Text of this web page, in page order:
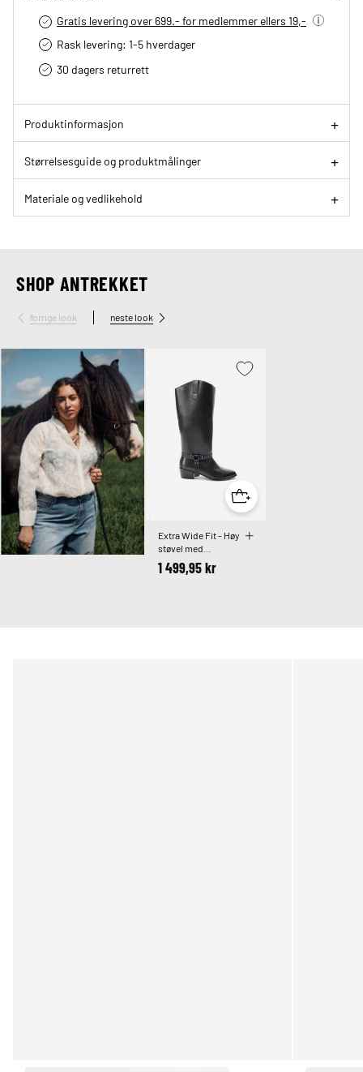
Gratis levering over 699.- for medlemmer ellers 19,-
Rask levering: 1-5 hverdager
30 dagers returrett
Produktinformasjon
Størrelsesguide og produktmålinger
Materiale og vedlikehold
SHOP ANTREKKET
forrige look neste look
Extra Wide Fit - Høy
støvel med
avtagbart skaft
1 499,95 kr